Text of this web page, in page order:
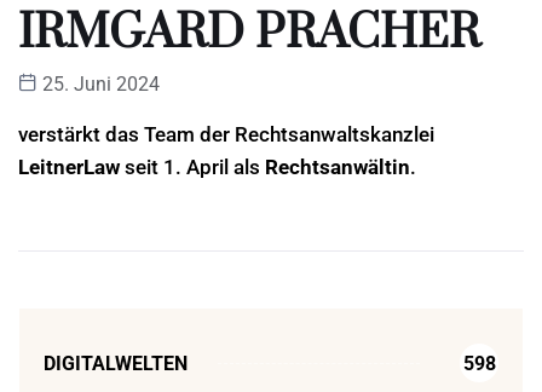
IRMGARD PRACHER
25. Juni 2024
verstärkt das Team der Rechtsanwaltskanzlei
LeitnerLaw seit 1. April als Rechtsanwältin.
DIGITALWELTEN 598